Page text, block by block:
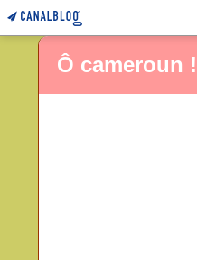
Ô cameroun !